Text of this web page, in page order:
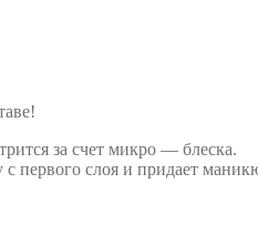
за счет микро — блеска.
слоя и придает